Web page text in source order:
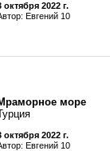
октября 2022 г.
Евгений 10
море
октября 2022 г.
Евгений 10